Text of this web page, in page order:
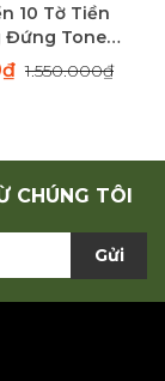
10 Tờ Tiền
Đứng Tone
Lịch
1.550.000₫
CHÚNG TÔI
Gửi